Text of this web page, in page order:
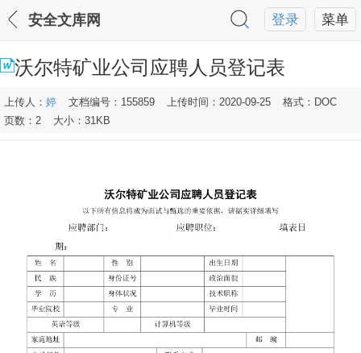
菜单
登录
安全文库网
沃尔特矿业公司应聘人员登记表
上传人： 婷 文档编号：155859 上传时间：2020-09-25
格式：DOC
页数：2
大小：31KB